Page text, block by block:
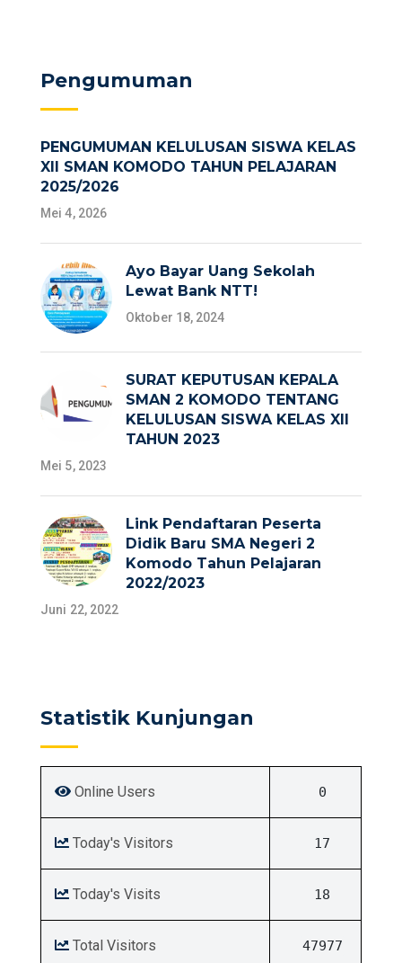
Pengumuman
PENGUMUMAN KELULUSAN SISWA KELAS
XII SMAN KOMODO TAHUN PELAJARAN
2025/2026
Mei 4, 2026
Ayo Bayar Uang Sekolah
Lewat Bank NTT!
Oktober 18, 2024
SURAT KEPUTUSAN KEPALA
SMAN 2 KOMODO TENTANG
KELULUSAN SISWA KELAS XII
TAHUN 2023
Mei 5, 2023
Link Pendaftaran Peserta
Didik Baru SMA Negeri 2
Komodo Tahun Pelajaran
2022/2023
Juni 22, 2022
Statistik Kunjungan
Online Users 0
Today's Visitors 17
Today's Visits 18
Total Visitors 47977